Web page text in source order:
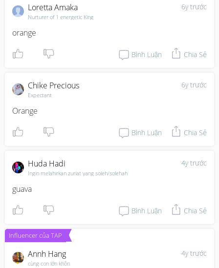
6y trước
Loretta Amaka
Nurturer of 1 energetic King
orange
Bình Luận Chia Sẻ
6y trước
Chike Precious
Expectant
Orange
Bình Luận Chia Sẻ
4y trước
Huda Hadi
Ingin melahirkan zuriat yang soleh/solehah
guava
Bình Luận Chia Sẻ
Influencer của TAP
4y trước
Annh Hang
cùng con lớn khôn